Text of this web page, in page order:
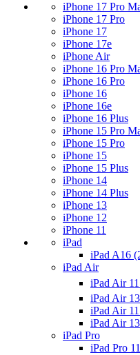
iPhone 17 Pro
iPhone 17 Pro
iPhone 17
iPhone 17e
iPhone Air
iPhone 16 Pro
iPhone 16 Pro
iPhone 16
iPhone 16e
iPhone 16 Plus
iPhone 15 Pro
iPhone 15 Pro
iPhone 15
iPhone 15 Plus
iPhone 14
iPhone 14 Plus
iPhone 13
iPhone 12
iPhone 11
iPad
iPad A16
iPad Air
iPad Air
iPad Air
iPad Air
iPad Air
iPad Pro
iPad Pro